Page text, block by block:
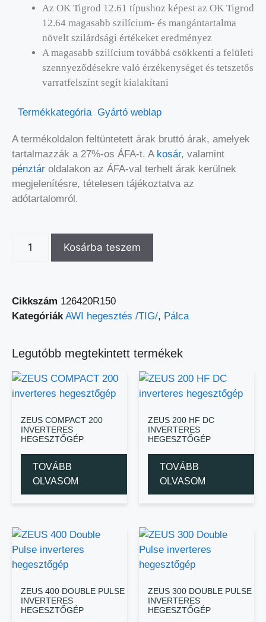
Az OK Tigrod 12.61 típushoz képest az OK Tigrod
12.64 magasabb szilícium- és mangántartalma
növelt szilárdsági értékeket eredményez
A magasabb szilícium továbbá csökkenti a felületi
szennyeződésekre való érzékenységet és tetszetős
varratfelszínt segít kialakítani
Termékkategória Gyártó weblap
A termékoldalon feltüntetett árak bruttó árak, amelyek
tartalmazzák a 27%-os ÁFA-t. A kosár, valamint
pénztár oldalakon az ÁFA-val terhelt árak kerülnek
megjelenítésre, tételesen tájékoztatva az
adótartalomról.
Kosárba teszem
Cikkszám 126420R150
Kategóriák AWI hegesztés /TIG/, Pálca
Legutóbb megtekintett termékek
ZEUS COMPACT 200
INVERTERES
HEGESZTŐGÉP
TOVÁBB
OLVASOM
ZEUS 200 HF DC
INVERTERES
HEGESZTŐGÉP
TOVÁBB
OLVASOM
ZEUS 400 DOUBLE PULSE
INVERTERES
HEGESZTŐGÉP
ZEUS 300 DOUBLE PULSE
INVERTERES
HEGESZTŐGÉP